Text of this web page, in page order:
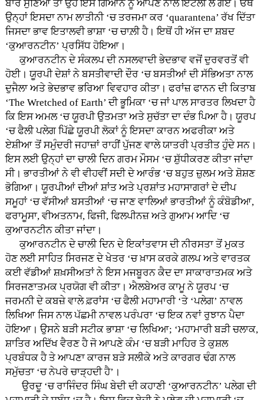
ਬਾਰੇ ਸੁਣਿਆ ਤਾਂ ਉਹ ਇਸ ਗਿਆਨ ਨੂੰ ਆਪਣੇ ਨਾਲ ਇਟਲੀ ਲੈ ਗਏ। ਓਥੇ
ਉਨ੍ਹਾਂ ਇਸਦਾ ਨਾਮ ਲਾਤੀਨੀ ‘ਚ ਤਰਜਮਾ ਕਰ ‘quarantena’ ਰੱਖ ਦਿੱਤਾ
ਜਿਸਦਾ ਭਾਵ ਇਤਾਲਵੀ ਭਾਸ਼ਾ ‘ਚ ਚਾਲ਼ੀ ਹੈ। ਇਥੋਂ ਹੀ ਅੱਜ ਦਾ ਸ਼ਬਦ
‘ਕੁਆਰਨਟੀਨ’ ਪ੍ਰਸਿੱਧ ਹੋਇਆ।
ਕੁਆਰਨਟੀਨ ਦੇ ਸੰਕਲਪ ਦੀ ਨਸਲਵਾਦੀ ਭੇਦਭਾਵ ਵਜੋਂ ਦੁਰਵਰਤੋਂ ਵੀ
ਹੋਈ। ਯੂਰਪੀ ਦੇਸ਼ਾਂ ਨੇ ਬਸਤੀਵਾਦੀ ਦੌਰ ‘ਚ ਬਸਤੀਆਂ ਦੀ ਸੱਭਿਅਤਾ ਨਾਲ
ਦੁਜੈਲਾ ਅਤੇ ਭੇਦਭਾਵ ਭਰਿਆ ਵਿਵਹਾਰ ਕੀਤਾ। ਫਰਾਂਜ਼ ਫਾਨਨ ਦੀ ਕਿਤਾਬ
‘The Wretched of Earth’ ਦੀ ਭੂਮਿਕਾ ‘ਚ ਜਾਂ ਪਾਲ ਸਾਰਤਰ ਲਿਖਦਾ ਹੈ
ਕਿ ਇਸ ਅਮਲ ‘ਚ ਯੂਰਪੀ ਉਤਮਤਾ ਅਤੇ ਸੁਚੱਤਾ ਦਾ ਦੰਭ ਪਿਆ ਹੈ। ਯੂਰਪ
‘ਚ ਫੈਲੀ ਪਲੇਗ ਪਿੱਛੇ ਯੂਰਪੀ ਲੋਕਾਂ ਨੂੰ ਇਸਦਾ ਕਾਰਨ ਅਫਰੀਕਾ ਅਤੇ
ਏਸ਼ੀਆ ਤੋਂ ਸਮੁੰਦਰੀ ਜਹਾਜ਼ਾਂ ਰਾਹੀਂ ਪੁੱਜਣ ਵਾਲੇ ਯਾਤਰੀ ਪ੍ਰਤੀਤ ਹੁੰਦੇ ਸਨ।
ਇਸ ਲਈ ਉਨ੍ਹਾਂ ਦਾ ਚਾਲੀ ਦਿਨ ਗਰਮ ਮੌਸਮ ‘ਚ ਸ਼ੁੱਧੀਕਰਣ ਕੀਤਾ ਜਾਂਦਾ
ਸੀ। ਭਾਰਤੀਆਂ ਨੇ ਵੀ ਵੀਹਵੀਂ ਸਦੀ ਦੇ ਆਰੰਭ ‘ਚ ਬਹੁਤ ਜ਼ੁਲਮ ਅਤੇ ਸ਼ੋਸ਼ਣ
ਭੋਗਿਆ। ਯੂਰਪੀਆਂ ਦੀਆਂ ਸ਼ਾਂਤ ਅਤੇ ਪ੍ਰਸ਼ਾਂਤ ਮਹਾਸਾਗਰਾਂ ਦੇ ਦੀਪ
ਸਮੂਹਾਂ ‘ਚ ਵੱਸੀਆਂ ਬਸਤੀਆਂ ‘ਚ ਜਾਣ ਵਾਲਿਆਂ ਭਾਰਤੀਆਂ ਨੂੰ ਕੰਬੋਡੀਆ,
ਫਰਾਮੂਸਾ, ਵੀਅਤਨਾਮ, ਫਿਜੀ, ਫਿਲਪੀਨਜ਼ ਅਤੇ ਗੁਆਮ ਆਦਿ ‘ਚ
ਕੁਆਰਨਟੀਨ ਕੀਤਾ ਜਾਂਦਾ।
ਕੁਆਰਨਟੀਨ ਦੇ ਚਾਲੀ ਦਿਨ ਦੇ ਇਕਾਂਤਵਾਸ ਦੀ ਨੀਰਸਤਾ ਤੋਂ ਮੁਕਤ
ਹੋਣ ਲਈ ਸਾਹਿਤ ਸਿਰਜਣ ਦੇ ਖੇਤਰ ‘ਚ ਖ਼ਾਸ ਕਰਕੇ ਗਲਪ ਅਤੇ ਵਾਰਤਕ
ਕਈ ਵੱਡੀਆਂ ਸ਼ਖ਼ਸੀਅਤਾਂ ਨੇ ਇਸ ਮਜਬੂਰਨ ਕੈਦ ਦਾ ਸਾਕਾਰਾਤਮਕ ਅਤੇ
ਸਿਰਜਣਾਤਮਕ ਪ੍ਰਯੋਗ ਵੀ ਕੀਤਾ। ਐਲਬੇਅਰ ਕਾਮੂ ਨੇ ਯੂਰਪ ‘ਚ
ਜਰਮਨੀ ਦੇ ਕਬਜ਼ੇ ਵਾਲੇ ਫ਼ਰਾਂਸ ‘ਚ ਫੈਲੀ ਮਹਾਮਾਰੀ ‘ਤੇ ‘ਪਲੇਗ’ ਨਾਵਲ
ਲਿਖਿਆ ਜਿਸ ਨਾਲ ਪੱਛਮੀ ਨਾਵਲ ਪਰੰਪਰਾ ‘ਚ ਇਕ ਨਵਾਂ ਰੁਝਾਨ ਪੈਦਾ
ਹੋਇਆ। ਉਸਨੇ ਬੜੀ ਸਟੀਕ ਭਾਸ਼ਾ ‘ਚ ਲਿਖਿਆ; ‘ਮਹਾਮਾਰੀ ਬੜੀ ਚਲਾਕ,
ਸ਼ਾਤਿਰ ਅਦਿੱਖ ਵੈਰਣ ਹੈ ਜੋ ਆਪਣੇ ਕੰਮ ‘ਚ ਬੜੀ ਮਾਹਿਰ ਤੇ ਕੁਸ਼ਲ
ਪ੍ਰਬੰਧਕ ਹੈ ਤੇ ਆਪਣਾ ਕਾਰਜ ਬੜੇ ਸਲੀਕੇ ਅਤੇ ਕਾਰਗਰ ਢੰਗ ਨਾਲ
ਸਮੁੱਚਤਾ ‘ਚ ਨੇਪਰੇ ਚਾੜ੍ਹਦੀ ਹੈ’।
ਉਰਦੂ ‘ਚ ਰਾਜਿੰਦਰ ਸਿੰਘ ਬੇਦੀ ਦੀ ਕਹਾਣੀ ‘ਕੁਆਰਨਟੀਨ’ ਪਲੇਗ ਦੀ